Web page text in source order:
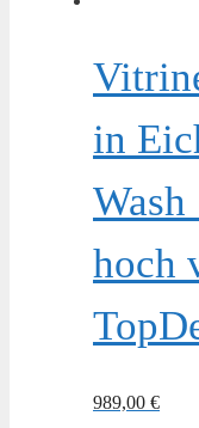
in
Wash
hoch
989,00 €